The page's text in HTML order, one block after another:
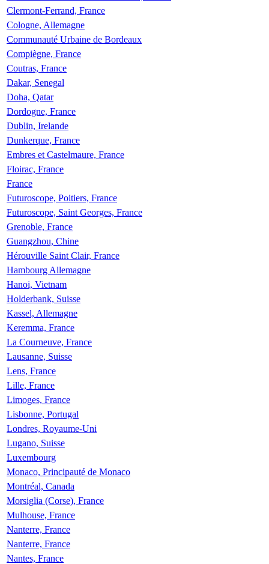
Clermont-Ferrand, France
Cologne, Allemagne
Communauté Urbaine de Bordeaux
Compiègne, France
Coutras, France
Dakar, Senegal
Doha, Qatar
Dordogne, France
Dublin, Irelande
Dunkerque, France
Embres et Castelmaure, France
Floirac, France
France
Futuroscope, Poitiers, France
Futuroscope, Saint Georges, France
Grenoble, France
Guangzhou, Chine
Hérouville Saint Clair, France
Hambourg Allemagne
Hanoi, Vietnam
Holderbank, Suisse
Kassel, Allemagne
Keremma, France
La Courneuve, France
Lausanne, Suisse
Lens, France
Lille, France
Limoges, France
Lisbonne, Portugal
Londres, Royaume-Uni
Lugano, Suisse
Luxembourg
Monaco, Principauté de Monaco
Montréal, Canada
Morsiglia (Corse), France
Mulhouse, France
Nanterre, France
Nanterre, France
Nantes, France